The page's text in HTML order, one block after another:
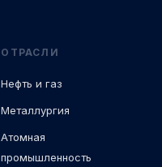
ОТРАСЛИ
Нефть и газ
Металлургия
Атомная
промышленность